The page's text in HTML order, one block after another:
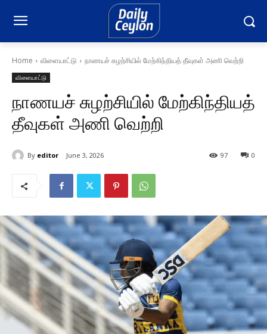
Home விளையாட்டு நாணயச் சுழற்சியில் மேற்கிந்தியத் தீவுகள் அணி வெற்றி
விளையாட்டு
நாணயச் சுழற்சியில் மேற்கிந்தியத்
தீவுகள் அணி வெற்றி
By editor June 3, 2026 0
97